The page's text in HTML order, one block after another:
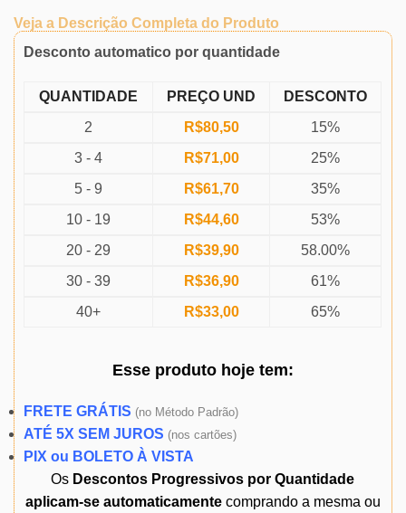
Veja a Descrição Completa do Produto
Desconto automatico por quantidade
QUANTIDADE PREÇO UND
DESCONTO
2
R$80,50
15%
3 - 4
R$71,00
25%
5 - 9
R$61,70
35%
10 - 19
R$44,60
53%
20 - 29
R$39,90
58.00%
30 - 39
R$36,90
61%
40+
R$33,00 65%
Esse produto hojetem:
FRETE GRÁTIS (no Método Padrão)
ATÉ 5X SEM JUROS (nos cartões)
PIX ou BOLETO À VISTA
Os Descontos Progressivos por Quantidade
aplicam-se automaticamentecomprando a mesma ou